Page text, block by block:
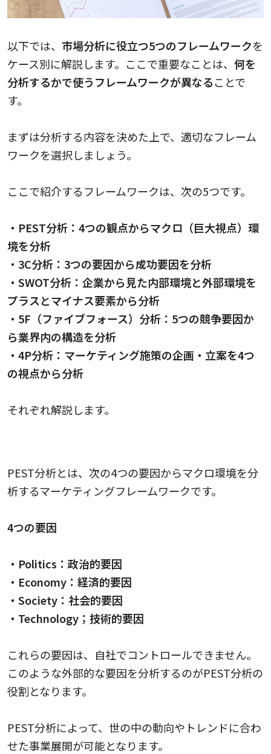
以下では、 市場分析に役立つ5つのフレームワークを
ケース別に解説します。ここで重要なことは、 何を
分析するかで使うフレームワークが異なることで
す。
まずは分析する内容を決めた上で、適切なフレーム
ワークを選択しましょう。
ここで紹介するフレームワークは、次の5つです。
・PEST分析：4つの観点からマクロ（巨大視点）環
境を分析
・3C分析：3つの要因から成功要因を分析
・SWOT分析：企業から見た内部環境と外部環境を
プラスとマイナス要素から分析
・5F（ファイブフォース）分析：5つの競争要因か
ら業界内の構造を分析
・4P分析：マーケティング施策の企画・立案を4つ
の視点から分析
それぞれ解説します。
PEST分析とは、次の4つの要因からマクロ環境を分
析するマーケティングフレームワークです。
4つの要因
・Politics：政治的要因
・Economy：経済的要因
・Society：社会的要因
・Technology；技術的要因
これらの要因は、自社でコントロールできません。
このような外部的な要因を分析するのがPEST分析の
役割となります。
PEST分析によって、世の中の動向やトレンドに合わ
せた事業展開が可能となります。